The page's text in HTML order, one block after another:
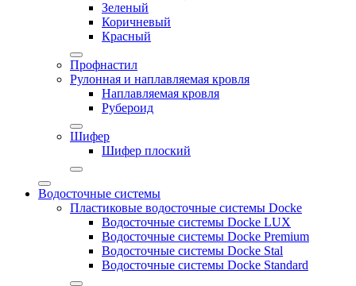
Зеленый
Коричневый
Красный
Профнастил
Рулонная и наплавляемая кровля
Наплавляемая кровля
Рубероид
Шифер
Шифер плоский
Водосточные системы
Пластиковые водосточные системы Docke
Водосточные системы Docke LUX
Водосточные системы Docke Premium
Водосточные системы Docke Stal
Водосточные системы Docke Standard